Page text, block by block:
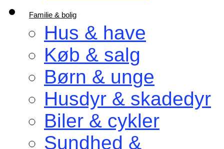
Familie & bolig
Hus & have
Køb & salg
Børn & unge
Husdyr & skadedyr
Biler & cykler
Sundhed &